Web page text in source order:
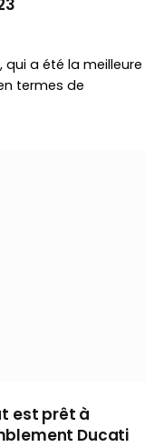
qui a été la meilleure
termes de
est prêt à
Ducati